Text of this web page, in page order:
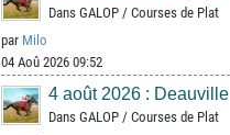
Dans GALOP / Courses de Plat
par Milo
04 Aoû 2026 09:52
4 août 2026 : Deauville
Dans GALOP / Courses de Plat